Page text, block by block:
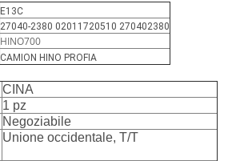
E13C
27040-2380 02011720510 270402380
HINO700
CAMION HINO PROFIA
CINA
1 pz
Negoziabile
Unione occidentale, T/T